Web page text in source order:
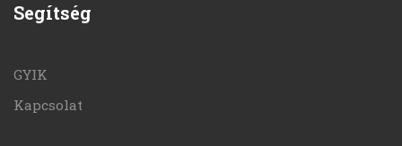
Segítség
GYIK
Kapcsolat